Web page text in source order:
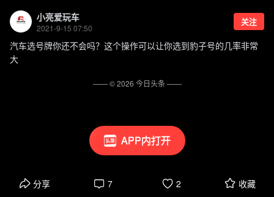
APP内打开
小亮爱玩车
2021-9-15 07:50
关注
汽车选号牌你还不会吗？这个操作可以让你选到豹子号的几率非常
大
分享 7 2 收藏
—— ©2026 今日头条——